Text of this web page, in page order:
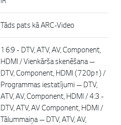
Tāds pats kā ARC-Video
16:9 - DTV, ATV, AV, Component,
HDMI / Vienkārša skenēšana —
DTV, Component, HDMI (720p↑) /
Programmas iestatījumi — DTV,
ATV, AV, Component, HDMI / 4:3 -
DTV, ATV, AV Component, HDMI /
Tālummaiņa — DTV, ATV, AV,